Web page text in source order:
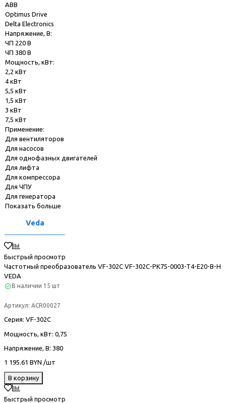
ABB
Optimus Drive
Delta Electronics
Напряжение, В:
ЧП 220 В
ЧП 380 В
Мощность, кВт:
2,2 кВт
4 кВт
5,5 кВт
1,5 кВт
3 кВт
7,5 кВт
Применение:
Для вентиляторов
Для насосов
Для однофазных двигателей
Для лифта
Для компрессора
Для ЧПУ
Для генератора
Показать больше
Veda
Быстрый просмотр
Частотный преобразователь VF-302С VF-302C-PK75-0003-T4-E20-B-H
VEDA
В наличии 15 шт
Артикул: ACR00027
Серия: VF-302С
Мощность, кВт: 0,75
Напряжение, В: 380
1 195.61 BYN /шт
В корзину
Быстрый просмотр